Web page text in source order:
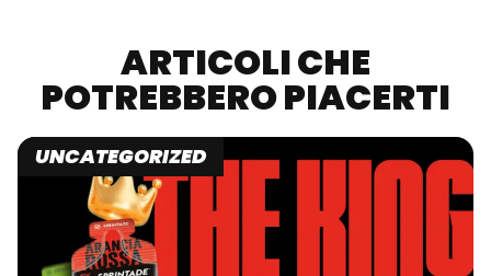
ARTICOLI CHE
POTREBBERO PIACERTI
UNCATEGORIZED